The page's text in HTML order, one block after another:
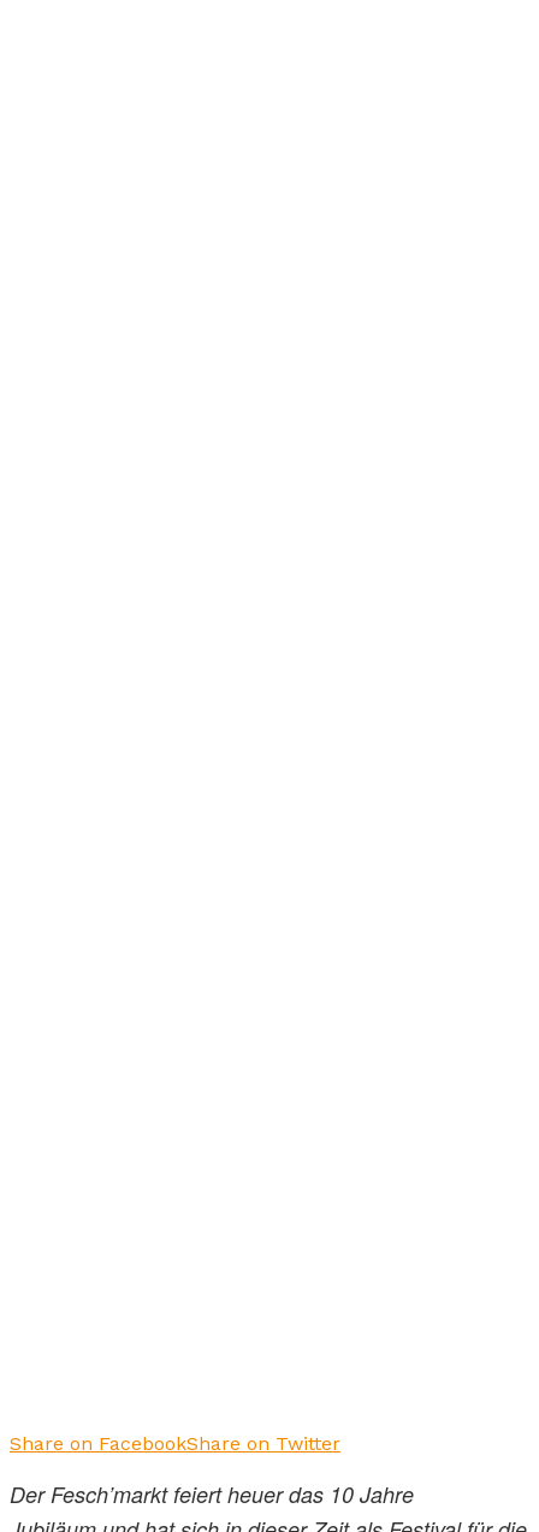
Share on FacebookShare on Twitter
Der Fesch’markt feiert heuer das 10 Jahre